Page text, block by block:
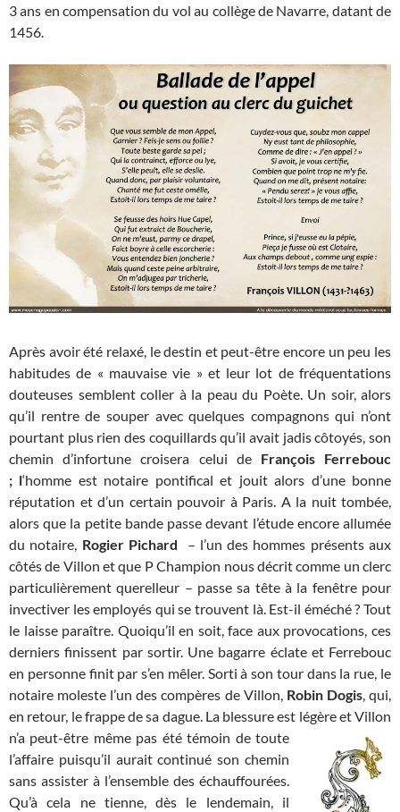
3 ans en compensation du vol au collège de Navarre, datant de
1456.
Après avoir été relaxé, le destin et peut-être encore un peu les
habitudes de « mauvaise vie » et leur lot de fréquentations
douteuses semblent coller à la peau du Poète. Un soir, alors
qu’il rentre de souper avec quelques compagnons qui n’ont
pourtant plus rien des coquillards qu’il avait jadis côtoyés, son
chemin d’infortune croisera celui de François Ferrebouc
; l‘homme est notaire pontifical et jouit alors d’une bonne
réputation et d’un certain pouvoir à Paris. A la nuit tombée,
alors que la petite bande passe devant l’étude encore allumée
du notaire, Rogier Pichard – l’un des hommes présents aux
côtés de Villon et que P Champion nous décrit comme un clerc
particulièrement querelleur – passe sa tête à la fenêtre pour
invectiver les employés qui se trouvent là. Est-il éméché ? Tout
le laisse paraître. Quoiqu’il en soit, face aux provocations, ces
derniers finissent par sortir. Une bagarre éclate et Ferrebouc
en personne finit par s’en mêler. Sorti à son tour dans la rue, le
notaire moleste l’un des compères de Villon, Robin Dogis, qui,
en retour, le frappe de sa dague. La blessure est légère et Villon
n’a peut-être même pas été témoin de toute
l’affaire puisqu’il aurait continué son chemin
sans assister à l’ensemble des échauffourées.
Qu’à cela ne tienne, dès le lendemain, il